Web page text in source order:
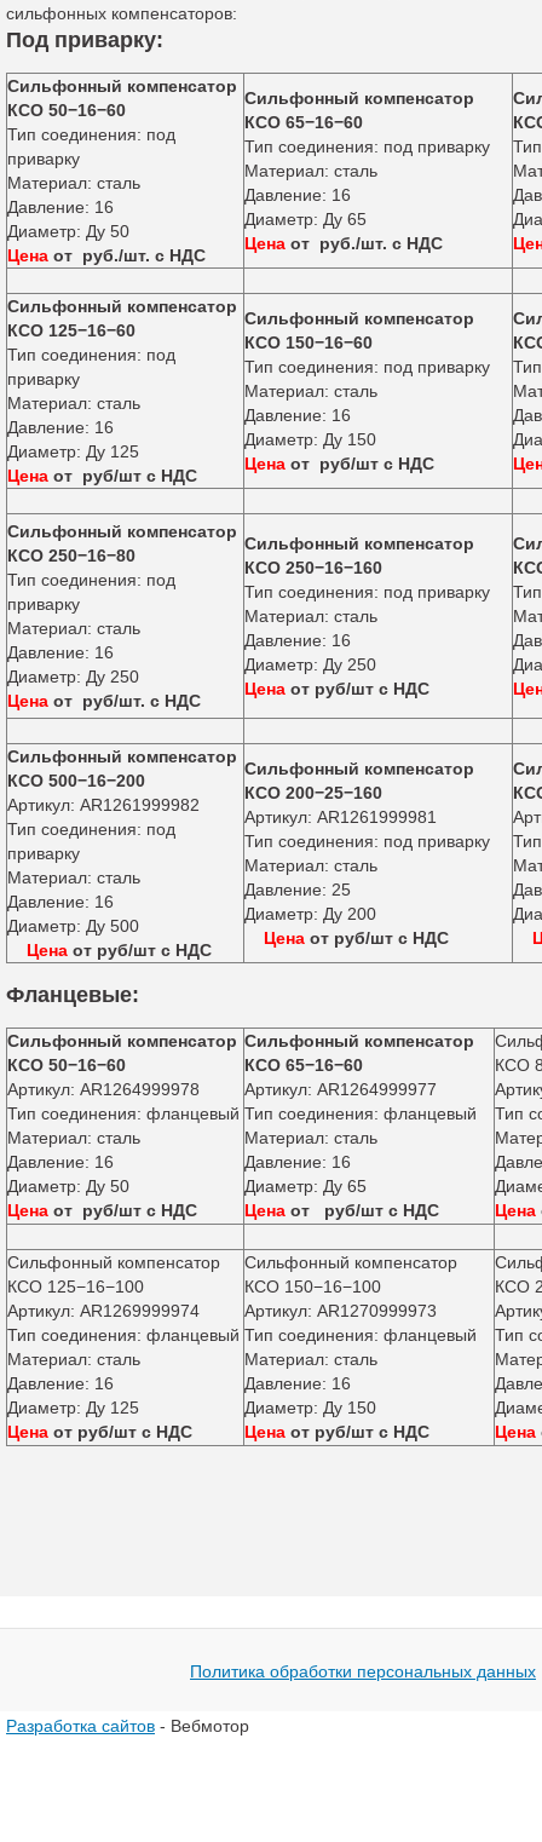
сильфонных компенсаторов:
Под приварку:
Сильфонный компенсатор
КСО 50−16−60
Тип соединения: под
приварку
Материал: сталь
Давление: 16
Диаметр: Ду 50
Цена от руб./шт. с НДС
Сильфонный компенсатор
КСО 65−16−60
Тип соединения: под приварку
Материал: сталь
Давление: 16
Диаметр: Ду 65
Цена от руб./шт. с НДС
Сильфонный компенсатор
КСО 125−16−60
Тип соединения: под
приварку
Материал: сталь
Давление: 16
Диаметр: Ду 125
Цена от руб/шт с НДС
Сильфонный компенсатор
КСО 150−16−60
Тип соединения: под приварку
Материал: сталь
Давление: 16
Диаметр: Ду 150
Цена от руб/шт с НДС
Сильфонный компенсатор
КСО 250−16−80
Тип соединения: под
приварку
Материал: сталь
Давление: 16
Диаметр: Ду 250
Цена от руб/шт. с НДС
Сильфонный компенсатор
КСО 250−16−160
Тип соединения: под приварку
Материал: сталь
Давление: 16
Диаметр: Ду 250
Цена от руб/шт с НДС
Сильфонный компенсатор
КСО 500−16−200
Артикул: AR1261999982
Тип соединения: под
приварку
Материал: сталь
Давление: 16
Диаметр: Ду 500
Цена от руб/шт с НДС
Сильфонный компенсатор
КСО 200−25−160
Артикул: AR1261999981
Тип соединения: под приварку
Материал: сталь
Давление: 25
Диаметр: Ду 200
Цена от руб/шт с НДС
Фланцевые:
Сильфонный компенсатор
КСО 50−16−60
Артикул: AR1264999978
Тип соединения: фланцевый
Материал: сталь
Давление: 16
Диаметр: Ду 50
Цена от руб/шт с НДС
Сильфонный компенсатор
КСО 65−16−60
Артикул: AR1264999977
Тип соединения: фланцевый
Материал: сталь
Давление: 16
Диаметр: Ду 65
Цена от руб/шт с НДС
КСО
Тип
Цена
Сильфонный компенсатор
КСО 125−16−100
Артикул: AR1269999974
Тип соединения: фланцевый
Материал: сталь
Давление: 16
Диаметр: Ду 125
Цена от руб/шт с НДС
Сильфонный компенсатор
КСО 150−16−100
Артикул: AR1270999973
Тип соединения: фланцевый
Материал: сталь
Давление: 16
Диаметр: Ду 150
Цена от руб/шт с НДС
КСО
Тип
Цена
Политика обработки персональных данных
Разработка сайтов - Вебмотор